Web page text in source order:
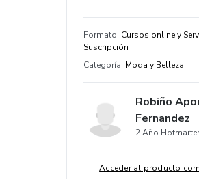
Formato: Cursos online y
Suscripción
Categoría: Moda y Belleza
Robiño
Fernandez
2 Año Hotmarter
Acceder al producto